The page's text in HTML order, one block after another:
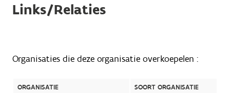
Links/Relaties
Organisaties die deze organisatie overkoepelen :
ORGANISATIE
SOORT ORGANISATIE